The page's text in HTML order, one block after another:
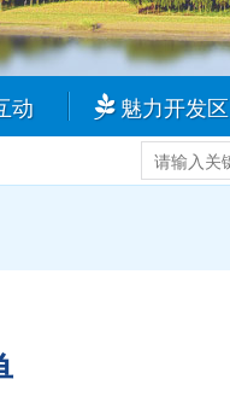
动 魅力开发区